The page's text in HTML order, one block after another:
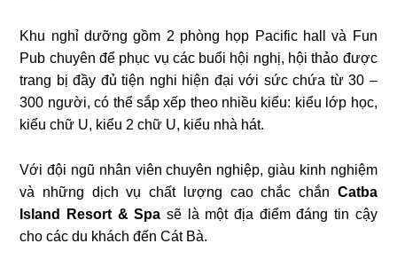
Khu nghỉ dưỡng gồm 2 phòng họp Pacific hall và Fun
Pub chuyên để phục vụ các buổi hội nghị, hội thảo được
trang bị đầy đủ tiện nghi hiện đại với sức chứa từ 30 –
300 người, có thể sắp xếp theo nhiều kiểu: kiểu lớp học,
kiểu chữ U, kiểu 2 chữ U, kiểu nhà hát.
Với đội ngũ nhân viên chuyên nghiệp, giàu kinh nghiệm
và những dịch vụ chất lượng cao chắc chắn Catba
Island Resort & Spa sẽ là một địa điểm đáng tin cậy
cho các du khách đến Cát Bà.